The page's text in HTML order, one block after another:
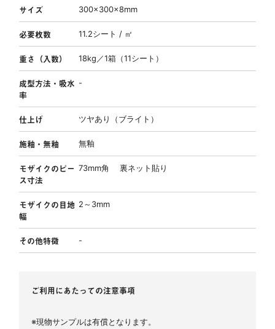
サイズ 300×300×8mm
必要枚数 11.2シート / ㎡
重さ（入数） 18kg／1箱（11シート）
成型方法・吸水
率
-
仕上げ ツヤあり（ブライト）
施釉・無釉 無釉
モザイクのピー
ス寸法
73mm角 裏ネット貼り
モザイクの目地
幅
2～3mm
その他特徴 -
ご利用にあたっての注意事項
※現物サンプルは有償となります。